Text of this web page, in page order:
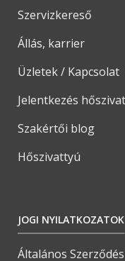
Szervizkereső
Állás, karrier
Üzletek / Kapcsolat
Jelentkezés
Szakértői blog
Hőszivattyú
JOGI NYILATKOZATOK
Általános